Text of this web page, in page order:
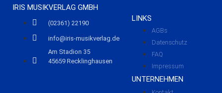
IRIS MUSIKVERLAG GMBH
(02361) 22190
info@iris-musikverlag.de
Am Stadion 35
45659 Recklinghausen
LINKS
AGBs
Datenschutz
FAQ
Impressum
UNTERNEHMEN